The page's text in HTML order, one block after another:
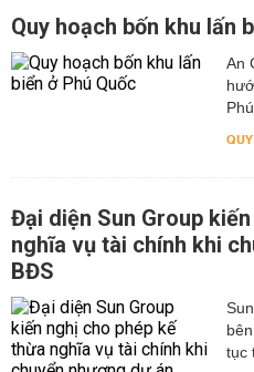
Quy hoạch bốn khu lấn
An
Đại diện Sun Group
nghĩa vụ tài chính khi
BĐS
tục